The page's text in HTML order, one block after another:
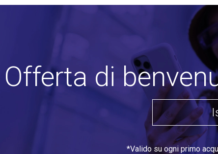
Offerta di
*Valido su ogni primo